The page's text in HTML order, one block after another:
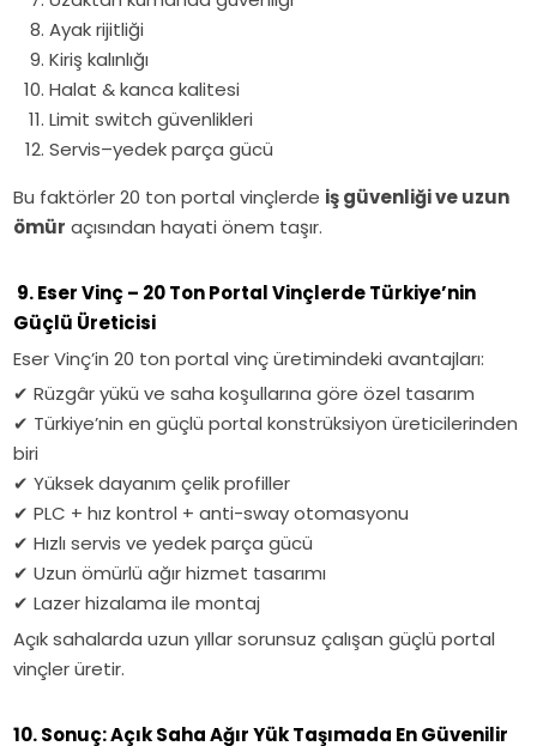
Ayak rijitliği
Kiriş kalınlığı
Halat & kanca kalitesi
Limit switch güvenlikleri
Servis–yedek parça gücü
Bu faktörler 20 ton portal vinçlerde iş güvenliği ve uzun
ömür açısından hayati önem taşır.
9. Eser Vinç – 20 Ton Portal Vinçlerde Türkiye’nin
Güçlü Üreticisi
Eser Vinç’in 20 ton portal vinç üretimindeki avantajları:
✔ Rüzgâr yükü ve saha koşullarına göre özel tasarım
✔ Türkiye’nin en güçlü portal konstrüksiyon üreticilerinden
biri
✔ Yüksek dayanım çelik profiller
✔ PLC + hız kontrol + anti-sway otomasyonu
✔ Hızlı servis ve yedek parça gücü
✔ Uzun ömürlü ağır hizmet tasarımı
✔ Lazer hizalama ile montaj
Açık sahalarda uzun yıllar sorunsuz çalışan güçlü portal
vinçler üretir.
10. Sonuç: Açık Saha Ağır Yük Taşımada En Güvenilir